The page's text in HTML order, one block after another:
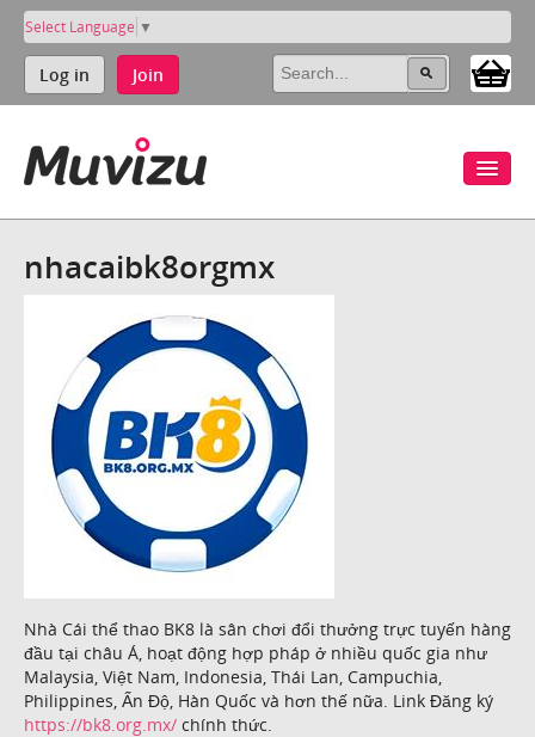
Select Language ▼
Log in Join
nhacaibk8orgmx
Nhà Cái thể thao BK8 là sân chơi đổi thưởng trực tuyến hàng
đầu tại châu Á, hoạt động hợp pháp ở nhiều quốc gia như
Malaysia, Việt Nam, Indonesia, Thái Lan, Campuchia,
Philippines, Ấn Độ, Hàn Quốc và hơn thế nữa. Link Đăng ký
https://bk8.org.mx/ chính thức.